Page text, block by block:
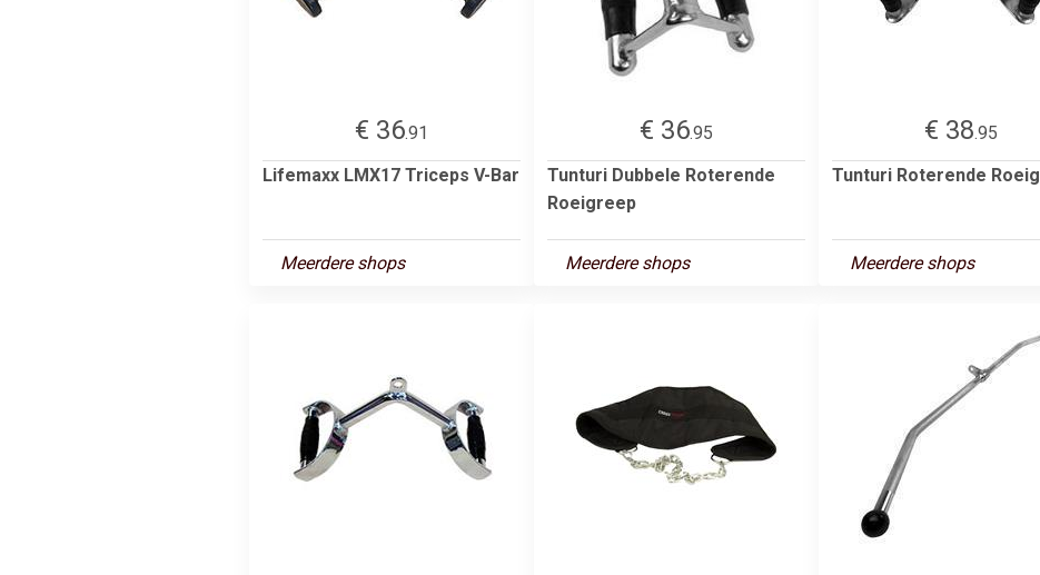
€ 36.91
Lifemaxx LMX17 Triceps V-Bar
Meerdere shops
€ 36.95
Tunturi Dubbele Roterende
Roeigreep
Meerdere shops
€ 38.95
Tunturi Roterende
Meerdere shops